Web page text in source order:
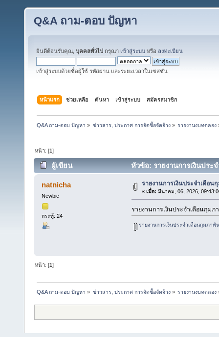
Q&A ถาม-ตอบ ปัญหา
ยินดีต้อนรับคุณ, บุคคลทั่วไป กรุณา เข้าสู่ระบบ หรือ ลงทะเบียน
เข้าสู่ระบบด้วยชื่อผู้ใช้ รหัสผ่าน และระยะเวลาในเซสชั่น
หน้าแรก ช่วยเหลือ ค้นหา เข้าสู่ระบบ สมัครสมาชิก
Q&A ถาม-ตอบ ปัญหา » ข่าวสาร, ประกาศ การจัดซื้อจัดจ้าง» รายงานงบทดลอง
หน้า: [1]
ผู้เขียน หัวข้อ: รายงานการเงินประ
natnicha
Newbie
กระทู้: 24
รายงานการเงินประจำเดือน
« เมื่อ: มีนาคม, 06, 2026,
รายงานการเงินประจำเดือนกุมภ
รายงานการเงินประจำเดือนกุมภาพั
หน้า: [1]
Q&A ถาม-ตอบ ปัญหา » ข่าวสาร, ประกาศ การจัดซื้อจัดจ้าง» รายงานงบทดลอง